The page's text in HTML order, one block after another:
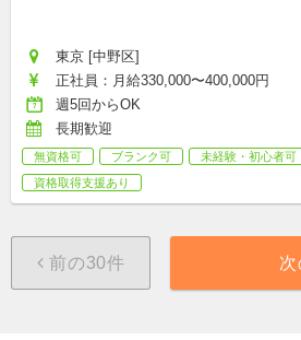
東京 [中野区]
正社員：月給330,000〜400,000円
週5回からOK
長期歓迎
無資格可 ブランク可 未経験・初心者可
資格取得支援あり
前の30件